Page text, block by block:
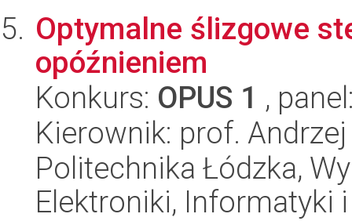
Optymalne ślizgowe
opóźnieniem
Konkurs: OPUS 1 ,
Kierownik: prof.
Politechnika Łódzka,
Elektroniki, Informatyki